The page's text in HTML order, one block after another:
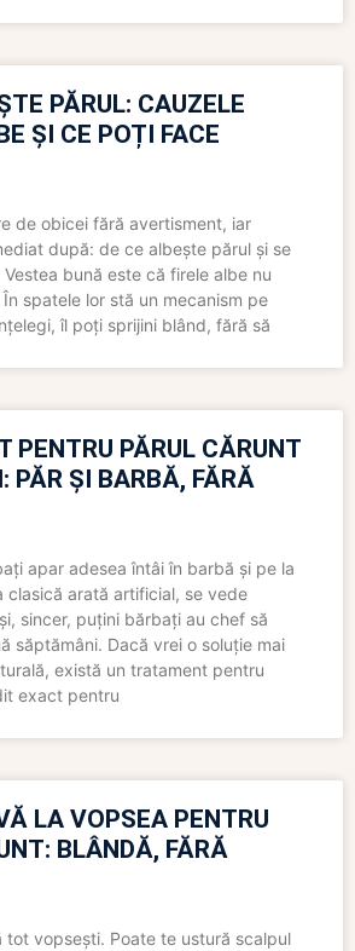
PĂRUL: CAUZELE
ȘI CE POȚI FACE
de obicei fără avertisment, iar
după: de ce albește părul și se
bună este că firele albe nu
spatele lor stă un mecanism pe
îl poți sprijini blând, fără să
PENTRU PĂRUL CĂRUNT
PĂR ȘI BARBĂ, FĂRĂ
apar adesea întâi în barbă și pe la
clasică arată artificial, se vede
sincer, puțini bărbați au chef să
săptămâni. Dacă vrei o soluție mai
există un tratament pentru
exact pentru
LA VOPSEA PENTRU
BLÂNDĂ, FĂRĂ
tot vopsești. Poate te ustură scalpul